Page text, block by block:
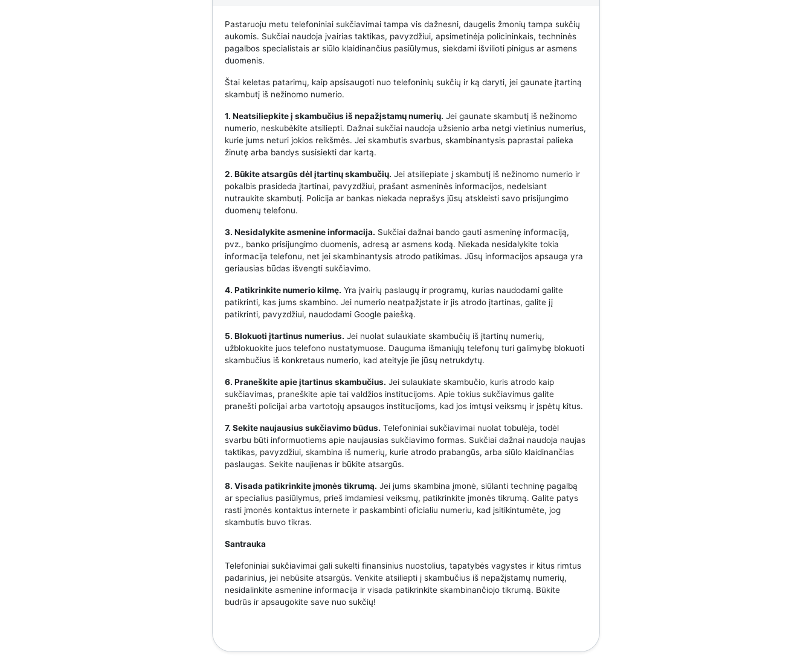
Pastaruoju metu telefoniniai sukčiavimai tampa vis dažnesni, daugelis žmonių tampa sukčių
aukomis. Sukčiai naudoja įvairias taktikas, pavyzdžiui, apsimetinėja policininkais, techninės
pagalbos specialistais ar siūlo klaidinančius pasiūlymus, siekdami išvilioti pinigus ar asmens
duomenis.
Štai keletas patarimų, kaip apsisaugoti nuo telefoninių sukčių ir ką daryti, jei gaunate įtartiną
skambutį iš nežinomo numerio.
1. Neatsiliepkite į skambučius iš nepažįstamų numerių. Jei gaunate skambutį iš nežinomo
numerio, neskubėkite atsiliepti. Dažnai sukčiai naudoja užsienio arba netgi vietinius numerius,
kurie jums neturi jokios reikšmės. Jei skambutis svarbus, skambinantysis paprastai palieka
žinutę arba bandys susisiekti dar kartą.
2. Būkite atsargūs dėl įtartinų skambučių. Jei atsiliepiate į skambutį iš nežinomo numerio ir
pokalbis prasideda įtartinai, pavyzdžiui, prašant asmeninės informacijos, nedelsiant
nutraukite skambutį. Policija ar bankas niekada neprašys jūsų atskleisti savo prisijungimo
duomenų telefonu.
3. Nesidalykite asmenine informacija. Sukčiai dažnai bando gauti asmeninę informaciją,
pvz., banko prisijungimo duomenis, adresą ar asmens kodą. Niekada nesidalykite tokia
informacija telefonu, net jei skambinantysis atrodo patikimas. Jūsų informacijos apsauga yra
geriausias būdas išvengti sukčiavimo.
4. Patikrinkite numerio kilmę. Yra įvairių paslaugų ir programų, kurias naudodami galite
patikrinti, kas jums skambino. Jei numerio neatpažįstate ir jis atrodo įtartinas, galite jį
patikrinti, pavyzdžiui, naudodami Google paiešką.
5. Blokuoti įtartinus numerius. Jei nuolat sulaukiate skambučių iš įtartinų numerių,
užblokuokite juos telefono nustatymuose. Dauguma išmaniųjų telefonų turi galimybę blokuoti
skambučius iš konkretaus numerio, kad ateityje jie jūsų netrukdytų.
6. Praneškite apie įtartinus skambučius. Jei sulaukiate skambučio, kuris atrodo kaip
sukčiavimas, praneškite apie tai valdžios institucijoms. Apie tokius sukčiavimus galite
pranešti policijai arba vartotojų apsaugos institucijoms, kad jos imtųsi veiksmų ir įspėtų kitus.
7. Sekite naujausius sukčiavimo būdus. Telefoniniai sukčiavimai nuolat tobulėja, todėl
svarbu būti informuotiems apie naujausias sukčiavimo formas. Sukčiai dažnai naudoja naujas
taktikas, pavyzdžiui, skambina iš numerių, kurie atrodo prabangūs, arba siūlo klaidinančias
paslaugas. Sekite naujienas ir būkite atsargūs.
8. Visada patikrinkite įmonės tikrumą. Jei jums skambina įmonė, siūlanti techninę pagalbą
ar specialius pasiūlymus, prieš imdamiesi veiksmų, patikrinkite įmonės tikrumą. Galite patys
rasti įmonės kontaktus internete ir paskambinti oficialiu numeriu, kad įsitikintumėte, jog
skambutis buvo tikras.
Santrauka
Telefoniniai sukčiavimai gali sukelti finansinius nuostolius, tapatybės vagystes ir kitus rimtus
padarinius, jei nebūsite atsargūs. Venkite atsiliepti į skambučius iš nepažįstamų numerių,
nesidalinkite asmenine informacija ir visada patikrinkite skambinančiojo tikrumą. Būkite
budrūs ir apsaugokite save nuo sukčių!